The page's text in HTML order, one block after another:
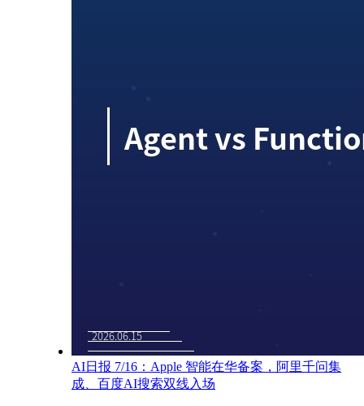
AI日报 7/16：Apple 智能在华备案，阿里千问集
成、百度AI搜索双线入场